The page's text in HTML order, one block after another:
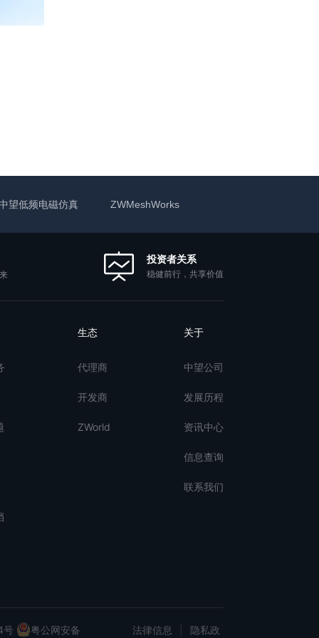
望低频电磁仿真 ZWMeshWorks
投资者关系
稳健前行，共享价值
生态
代理商
开发商
ZWorld
关于
中望公司
发展历程
资讯中心
信息查询
联系我们
号 粤公网安备 法律信息 隐私政